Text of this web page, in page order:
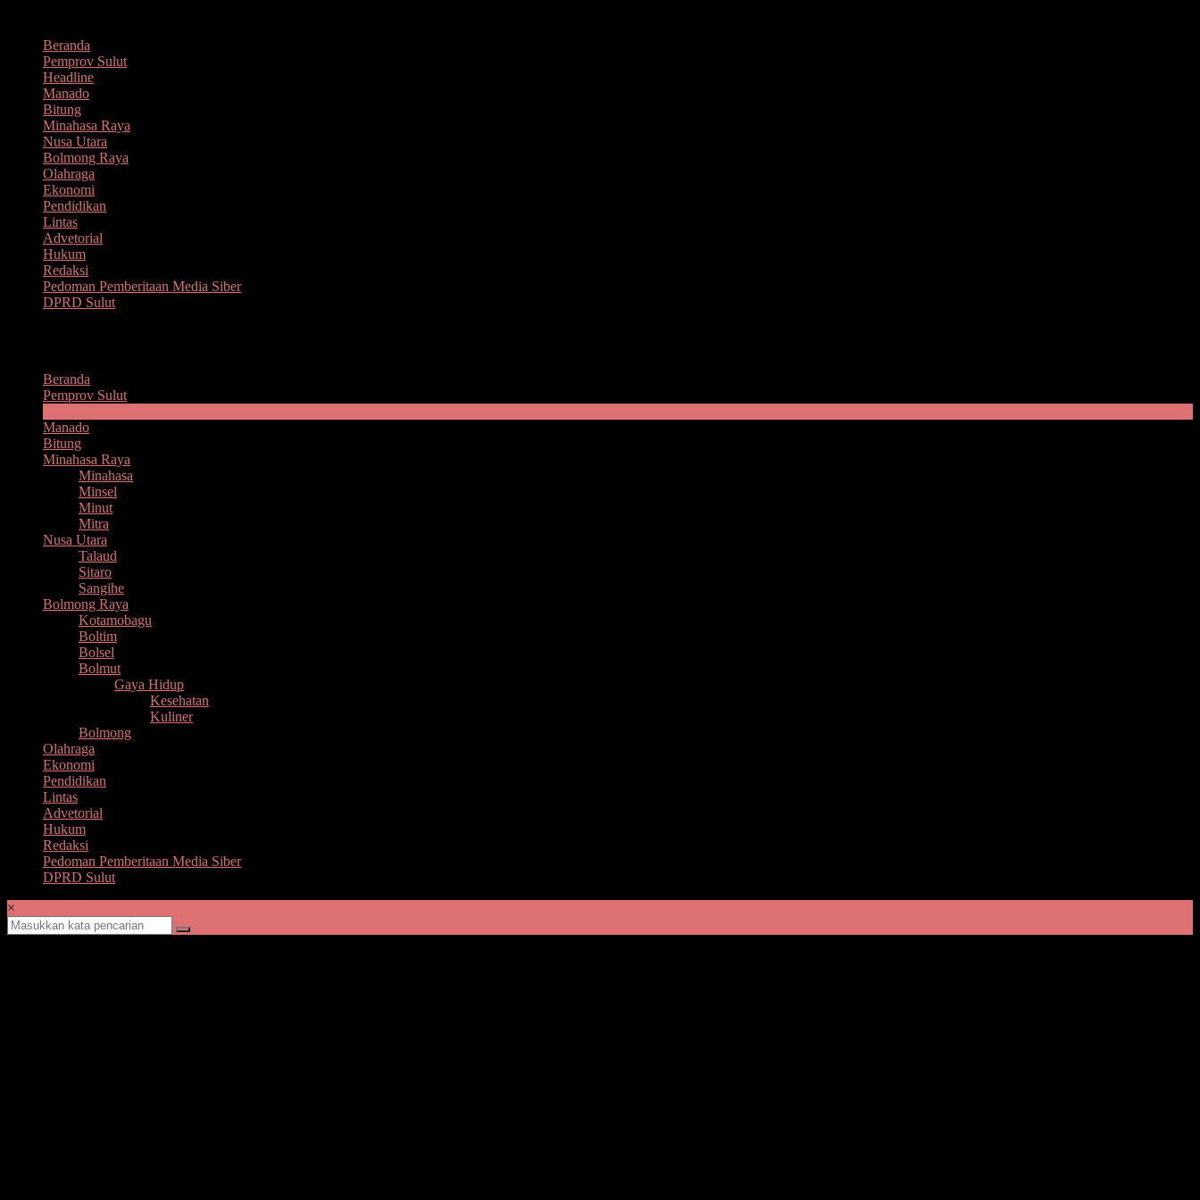
kontenBeranda
Pemprov Sulut
Headline
Manado
Bitung
Minahasa Raya
Nusa Utara
Bolmong Raya
Olahraga
Ekonomi
Pendidikan
Lintas
Advetorial
Hukum
Redaksi
Pedoman Pemberitaan Media Siber
DPRD Sulut
Beranda
Pemprov Sulut
Manado
Bitung
Minahasa Raya
Minahasa
Minsel
Minut
Mitra
Nusa Utara
Talaud
Sitaro
Sangihe
Bolmong Raya
Kotamobagu
Boltim
Bolsel
Bolmut
Gaya Hidup
Kesehatan
Kuliner
Bolmong
Olahraga
Ekonomi
Pendidikan
Lintas
Advetorial
Hukum
Redaksi
Pedoman Pemberitaan Media Siber
DPRD Sulut
×